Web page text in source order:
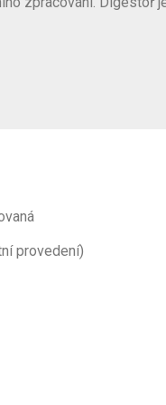
provedení)